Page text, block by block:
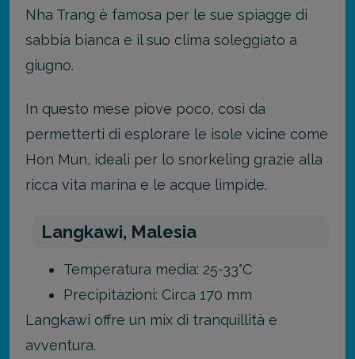
Nha Trang è famosa per le sue spiagge di
sabbia bianca e il suo clima soleggiato a
giugno.
In questo mese piove poco, così da
permetterti di esplorare le isole vicine come
Hon Mun, ideali per lo snorkeling grazie alla
ricca vita marina e le acque limpide.
Langkawi, Malesia
Temperatura media: 25-33°C
Precipitazioni: Circa 170 mm
Langkawi offre un mix di tranquillità e
avventura.